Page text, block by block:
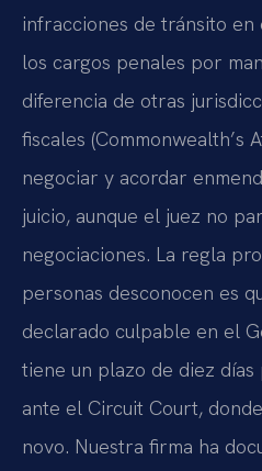
infracciones de tránsito
los cargos penales por
diferencia de otras
fiscales (Commonwealth’s
negociar y acordar
juicio, aunque el juez no
negociaciones. La regla
personas desconocen es
declarado culpable en el
tiene un plazo de diez
ante el Circuit Court,
novo. Nuestra firma ha